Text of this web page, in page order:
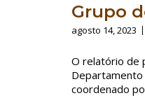
Grupo
agosto 14, 2023
O relatório de
Departamento
coordenado